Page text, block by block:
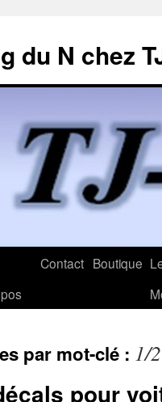
du N chez
Contact Boutique
par mot-clé : 1/
pour